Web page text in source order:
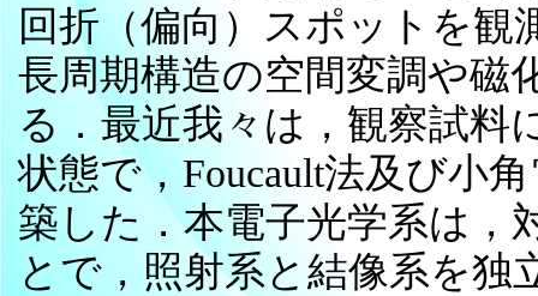
回折（偏向）スポットを観
長周期構造の空間変調や磁
る．最近我々は，観察試料
状態で，Foucault法及び小
築した．本電子光学系は，
とで，照射系と結像系を